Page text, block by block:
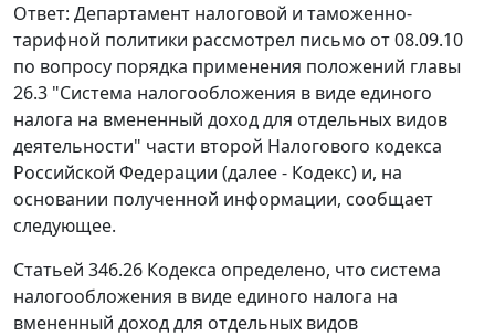
Ответ: Департамент налоговой и таможенно-
тарифной политики рассмотрел письмо от 08.09.10
по вопросу порядка применения положений главы
26.3 "Система налогообложения в виде единого
налога на вмененный доход для отдельных видов
деятельности" части второй Налогового кодекса
Российской Федерации (далее - Кодекс) и, на
основании полученной информации, сообщает
следующее.
Статьей 346.26 Кодекса определено, что система
налогообложения в виде единого налога на
вмененный доход для отдельных видов